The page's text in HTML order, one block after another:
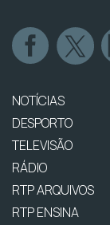
NOTÍCIAS
DESPORTO
TELEVISÃO
RÁDIO
RTP ARQUIVOS
RTP ENSINA